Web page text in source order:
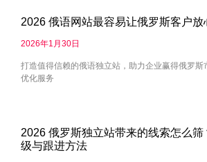
2026 俄语网站最容易让俄罗斯客户放
2026年1月30日
打造值得信赖的俄语独立站，助力企业赢得俄罗斯
优化服务
2026 俄罗斯独立站带来的线索怎么筛
级与跟进方法